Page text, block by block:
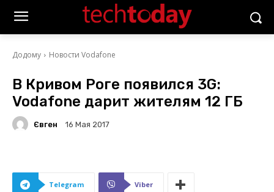
Додому Новости Vodafone
В Кривом Роге появился 3G:
Vodafone дарит жителям 12 ГБ
Євген 16 Мая 2017
Telegram Viber